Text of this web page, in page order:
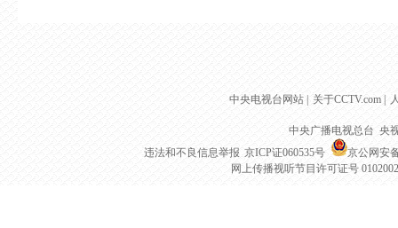
中央电视台网站 关于CCTV.com
中央广播电视总台 央
违法和不良信息举报 京ICP证060535号
京公网安
网上传播视听节目许可证号